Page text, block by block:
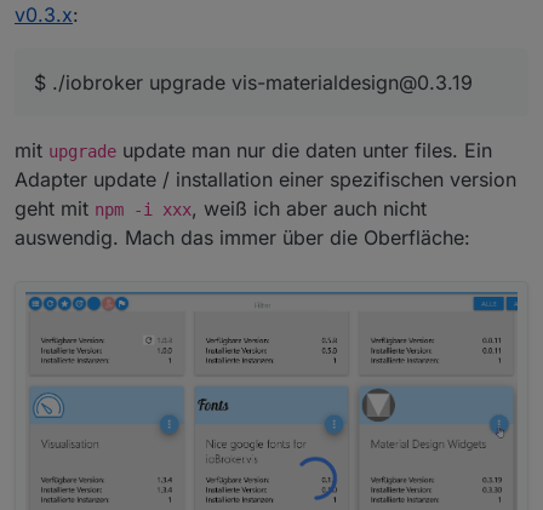
process exited with code 0
v0.3.x:
$ ./iobroker upgrade vis-materialdesign@0.3.19
mit upgrade update man nur die daten unter files. Ein
Adapter update / installation einer spezifischen version
geht mit npm -i xxx, weiß ich aber auch nicht
auswendig. Mach das immer über die Oberfläche: